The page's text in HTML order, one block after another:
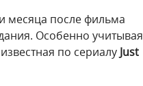
месяца после фильма
Особенно учитывая
по сериалу Just